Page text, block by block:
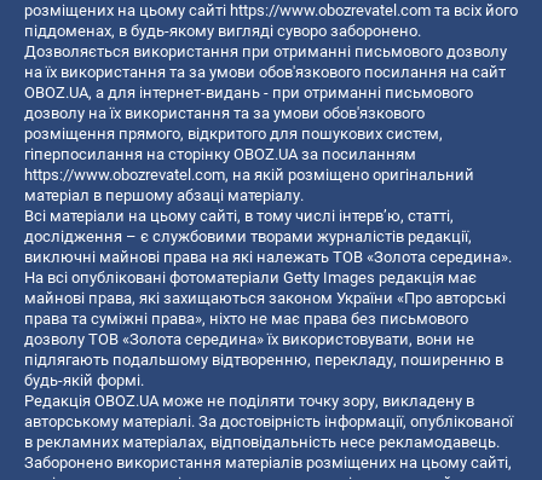
розміщених на цьому сайті https://www.obozrevatel.com та всіх його
піддоменах, в будь-якому вигляді суворо заборонено.
Дозволяється використання при отриманні письмового дозволу
на їх використання та за умови обов'язкового посилання на сайт
OBOZ.UA, а для інтернет-видань - при отриманні письмового
дозволу на їх використання та за умови обов'язкового
розміщення прямого, відкритого для пошукових систем,
гіперпосилання на сторінку OBOZ.UA за посиланням
https://www.obozrevatel.com, на якій розміщено оригінальний
матеріал в першому абзаці матеріалу.
Всі матеріали на цьому сайті, в тому числі інтерв’ю, статті,
дослідження – є службовими творами журналістів редакції,
виключні майнові права на які належать ТОВ «Золота середина».
На всі опубліковані фотоматеріали Getty Images редакція має
майнові права, які захищаються законом України «Про авторські
права та суміжні права», ніхто не має права без письмового
дозволу ТОВ «Золота середина» їх використовувати, вони не
підлягають подальшому відтворенню, перекладу, поширенню в
будь-якій формі.
Редакція OBOZ.UA може не поділяти точку зору, викладену в
авторському матеріалі. За достовірність інформації, опублікованої
в рекламних матеріалах, відповідальність несе рекламодавець.
Заборонено використання матеріалів розміщених на цьому сайті,